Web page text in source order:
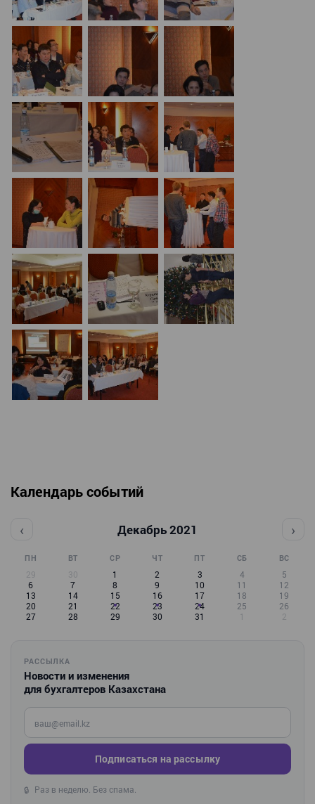
Календарь событий
‹ Декабрь 2021 ›
ПН ВТ СР ЧТ ПТ СБ ВС
29 30 1 2 3 4
5
6
7 8 9 10 11
12
13
14 15 16 17 18
19
20
21 22 23 24 25
26
27
28 29 30 31 1 2
РАССЫЛКА
Новости и изменения
для бухгалтеров Казахстана
Введите ваш e-mail
Подписаться на рассылку
🔒 Раз в неделю. Без спама.